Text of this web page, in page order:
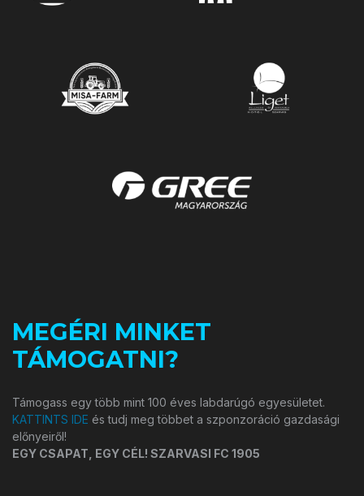
MEGÉRI MINKET
TÁMOGATNI?
Támogass egy több mint 100 éves labdarúgó egyesületet.
KATTINTS IDE és tudj meg többet a szponzoráció gazdasági
előnyeiről!
EGY CSAPAT, EGY CÉL! SZARVASI FC 1905